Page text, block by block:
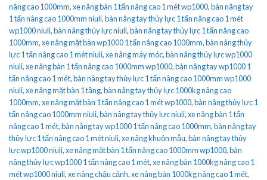
nâng cao 1000mm,xe nâng bàn 1 tấn nâng cao 1 mét wp1000,bàn nâng tay
1 tấn nâng cao 1000mm niuli,bàn nâng tay thủy lực 1 tấn nâng cao 1 mét
wp1000 niuli,bàn nâng thủy lực niuli,bàn nâng tay thủy lực 1 tấn nâng cao
1000mm,xe nâng mặt bàn wp1000 1 tấn nâng cao 1000mm,bàn nâng thủy
lực 1 tấn nâng cao 1 mét niuli,xe nâng máy móc,bàn nâng thủy lực wp1000
niuli,xe nâng bàn 1 tấn nâng cao 1000mm wp1000,bàn nâng tay wp1000 1
tấn nâng cao 1 mét,bàn nâng tay thủy lực 1 tấn nâng cao 1000mm wp1000
niuli,xe nâng mặt bàn 1 tầng,bàn nâng tay thủy lực 1000kg nâng cao
1000mm,xe nâng mặt bàn 1 tấn nâng cao 1 mét wp1000,bàn nâng thủy lực 1
tấn nâng cao 1000mm niuli,bàn nâng tay thủy lực niuli,xe nâng bàn 1 tấn
nâng cao 1 mét,bàn nâng tay wp1000 1 tấn nâng cao 1000mm,bàn nâng tay
thủy lực 1 tấn nâng cao 1 mét niuli,xe nâng khuôn mẫu,bàn nâng tay thủy
lực wp1000 niuli,xe nâng mặt bàn 1 tấn nâng cao 1000mm wp1000,bàn
nâng thủy lực wp1000 1 tấn nâng cao 1 mét,xe nâng bàn 1000kg nâng cao 1
mét wp1000 niuli,xe nâng chậu cảnh,xe nâng bàn 1000kg nâng cao 1 mét,